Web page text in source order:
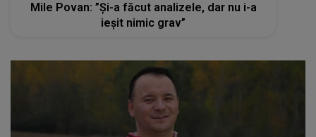
Mile Povan: ”Și-a făcut analizele, dar nu i-a
ieșit nimic grav”